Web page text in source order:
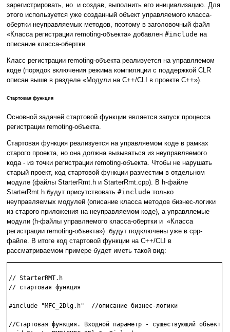
зарегистрировать, но и создав, выполнить его инициализацию. Для
этого используется уже созданный объект управляемого класса-
обертки неуправляемых методов, поэтому в заголовочный файл
«Класса регистрации remoting-объекта» добавлен #include на
описание класса-обертки.
Класс регистрации remoting-объекта реализуется на управляемом
коде (порядок включения режима компиляции с поддержкой CLR
описан выше в разделе «Модули на С++/CLI в проекте С++»).
Стартовая функция
Основной задачей стартовой функции является запуск процесса
регистрации remoting-объекта.
Стартовая функция реализуется на управляемом коде в рамках
старого проекта, но она должна вызываться из неуправляемого
кода - из точки регистрации remoting-объекта. Чтобы не нарушать
старый проект, код стартовой функции разместим в отдельном
модуле (файлы StarterRmt.h и StarterRmt.cpp). В h-файле
StarterRmt.h будут присутствовать #include только
неуправляемых модулей (описание класса методов бизнес-логики
из старого приложения на неуправляемом коде), а управляемые
модули (h-файлы управляемого класса-обертки и «Класса
регистрации remoting-объекта») будут подключены уже в cpp-
файле. В итоге код стартовой функции на С++/CLI в
рассматриваемом примере будет иметь такой вид:
// StarterRMT.h
// стартовая функция
#include "MFC_2Dlg.h"  //описание бизнес-логики
//Стартовая функция. Входной параметр - существующий объект